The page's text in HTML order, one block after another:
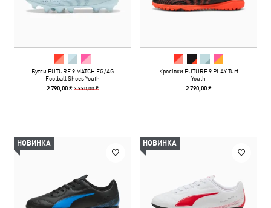
Бутси FUTURE 9 MATCH FG/AG
Football Shoes Youth
2 790,00 ₴3 990,00 ₴
Кросівки FUTURE 9 PLAY Turf
Youth
2 790,00 ₴
НОВИНКА НОВИНКА